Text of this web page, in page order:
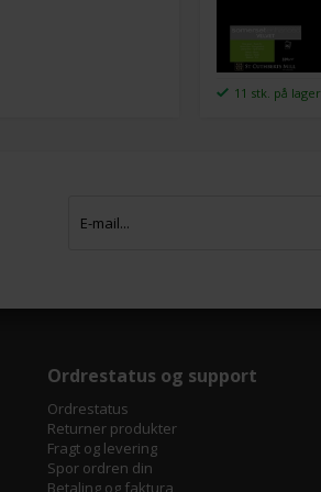
11 stk. på lager
Ordrestatus og support
Ordrestatus
Returner produkter
Fragt og levering
Spor ordren din
Betaling og faktura